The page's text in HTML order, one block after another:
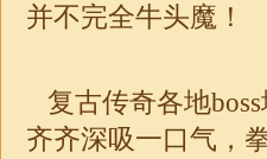
并不完全牛头魔！
复古传奇各地
齐齐深吸一口气，